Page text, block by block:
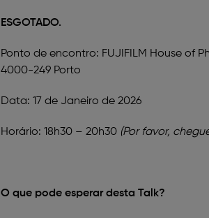
ESGOTADO.
Ponto de encontro: FUJIFILM House of
4000-249 Porto
Data: 17 de Janeiro de 2026
Horário: 18h30 – 20h30(Por favor,
O que pode esperar desta Talk?